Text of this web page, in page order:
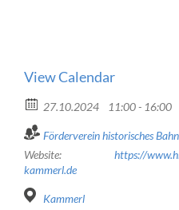
View Calendar
27.10.2024 11:00 - 16:00
Förderverein historisches
Website:
https://
kammerl.de
Kammerl